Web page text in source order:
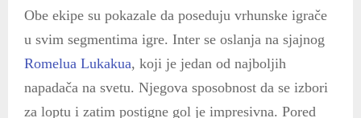
Obe ekipe su pokazale da poseduju vrhunske igrače
u svim segmentima igre. Inter se oslanja na sjajnog
Romelua Lukakua, koji je jedan od najboljih
napadača na svetu. Njegova sposobnost da se izbori
za loptu i zatim postigne gol je impresivna. Pored